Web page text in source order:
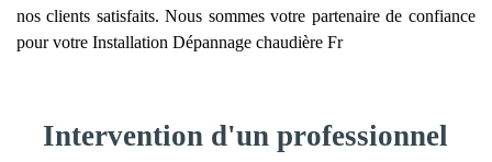
nos clients satisfaits. Nous sommes votre partenaire de confiance
pour votre Installation Dépannage chaudière Fr
Intervention d'un professionnel